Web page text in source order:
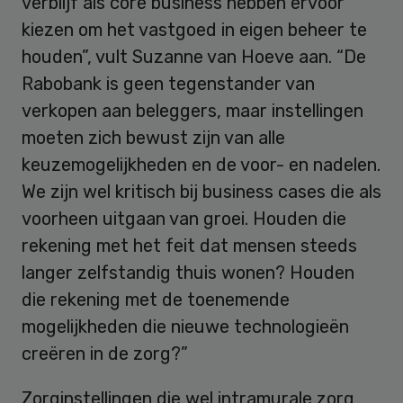
kiezen om het vastgoed in eigen beheer te
houden”, vult Suzanne van Hoeve aan. “De
Rabobank is geen tegenstander van
verkopen aan beleggers, maar instellingen
moeten zich bewust zijn van alle
keuzemogelijkheden en de voor- en nadelen.
We zijn wel kritisch bij business cases die als
voorheen uitgaan van groei. Houden die
rekening met het feit dat mensen steeds
langer zelfstandig thuis wonen? Houden
die rekening met de toenemende
mogelijkheden die nieuwe technologieën
creëren in de zorg?”
Zorginstellingen die wel intramurale zorg